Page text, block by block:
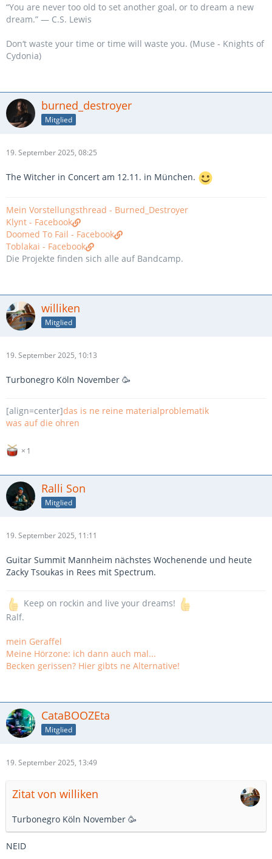
“You are never too old to set another goal, or to dream a new
dream.” ― C.S. Lewis
Don‘t waste your time or time will waste you. (Muse - Knights of
Cydonia)
burned_destroyer
Mitglied
19. September 2025, 08:25
The Witcher in Concert am 12.11. in München.
Mein Vorstellungsthread - Burned_Destroyer
Klynt - Facebook
Doomed To Fail - Facebook
Toblakai - Facebook
Die Projekte finden sich alle auf Bandcamp.
williken
Mitglied
19. September 2025, 10:13
Turbonegro Köln November 🥳
[align=center]das is ne reine materialproblematik
was auf die ohren
1
Ralli Son
Mitglied
19. September 2025, 11:11
Guitar Summit Mannheim nächstes Wochenende und heute
Zacky Tsoukas in Rees mit Spectrum.
Keep on rockin and live your dreams!
Ralf.
mein Geraffel
Meine Hörzone: ich dann auch mal...
Becken gerissen? Hier gibts ne Alternative!
CataBOOZEta
Mitglied
19. September 2025, 13:49
Zitat von williken
Turbonegro Köln November 🥳
NEID